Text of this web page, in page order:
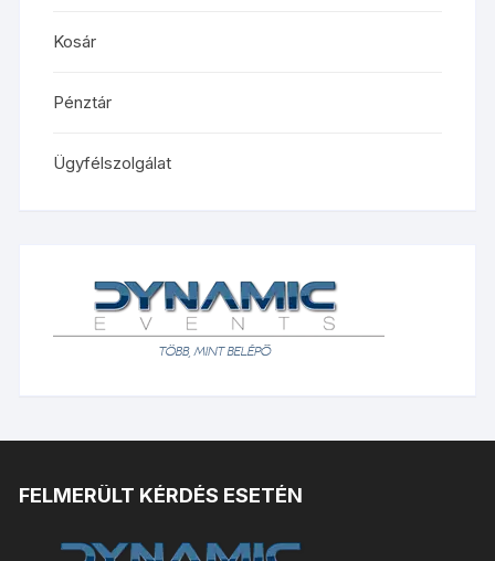
Kosár
Pénztár
Ügyfélszolgálat
FELMERÜLT KÉRDÉS ESETÉN